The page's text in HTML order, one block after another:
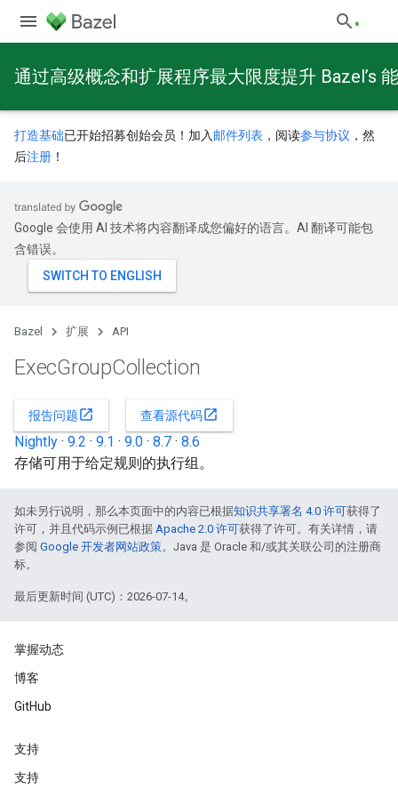
通过高级概念和扩展程序最大限度提升 Bazel’s
打造基础已开始招募创始会员！加入 邮件列表 ，阅读参与协议 ，然
后注册 ！
Google 会使用 AI 技术将内容翻译成您偏好的语言。AI 翻译可能包
含错误。
Bazel 扩展 API
ExecGroupCollection
报告问题open_in_new 查看源代码open_in_new
Nightly · 9.2 · 9.1 · 9.0 · 8.7 · 8.6
存储可用于给定规则的执行组。
如未另行说明，那么本页面中的内容已根据知识共享署名 4.0 许可获得了
许可，并且代码示例已根据 Apache 2.0 许可获得了许可。有关详情，请
参阅 Google 开发者网站政策。Java 是 Oracle 和/或其关联公司的注册商
标。
最后更新时间 (UTC)：2026-07-14。
掌握动态
博客
GitHub
支持
支持